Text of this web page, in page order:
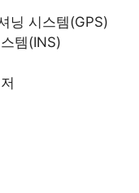
닝 시스템(GPS)
템(INS)